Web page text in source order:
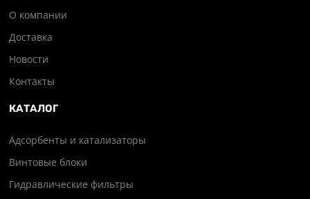
О компании
Доставка
Новости
Контакты
КАТАЛОГ
Адсорбенты и катализаторы
Винтовые блоки
Гидравлические фильтры